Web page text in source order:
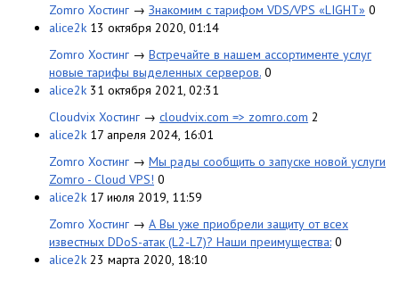
Zomro Хостинг → Знакомим с тарифом VDS/VPS «LIGHT» 0
alice2k 13 октября 2020, 01:14
Zomro Хостинг → Встречайте в нашем ассортименте услуг
новые тарифы выделенных серверов. 0
alice2k 31 октября 2021, 02:31
Cloudvix Хостинг → cloudvix.com => zomro.com 2
alice2k 17 апреля 2024, 16:01
Zomro Хостинг → Мы рады сообщить о запуске новой услуги
Zomro - Cloud VPS! 0
alice2k 17 июля 2019, 11:59
Zomro Хостинг → А Вы уже приобрели защиту от всех
известных DDoS-атак (L2-L7)? Наши преимущества: 0
alice2k 23 марта 2020, 18:10